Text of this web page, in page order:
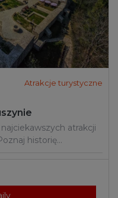
Atrakcje turystyczne
atrakcji
historię…